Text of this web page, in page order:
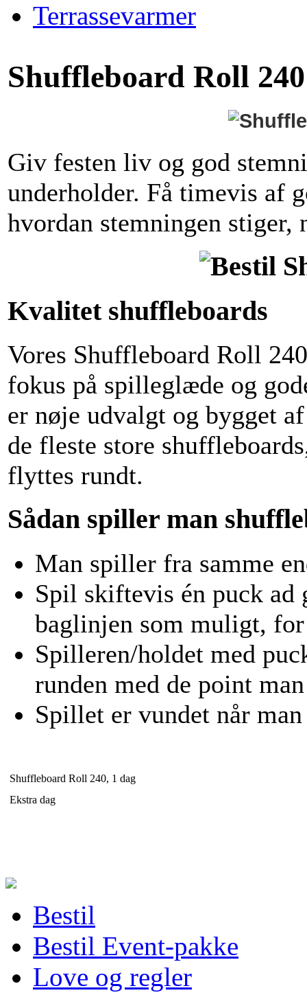
Terrassevarmer
Shuffleboard Roll 240
Giv festen liv og god
underholder. Få timevis af
hvordan stemningen
Kvalitet shuffleboards
Vores Shuffleboard Roll
fokus på spilleglæde og
er nøje udvalgt og bygget
de fleste store
flyttes rundt.
Sådan spiller man
Man spiller fra samme
Spil skiftevis én puck ad
baglinjen som muligt,
Spilleren/holdet med
runden med de point
Spillet er vundet når
Shuffleboard Roll 240, 1 dag
Ekstra dag
Bestil
Bestil Event-pakke
Love og regler